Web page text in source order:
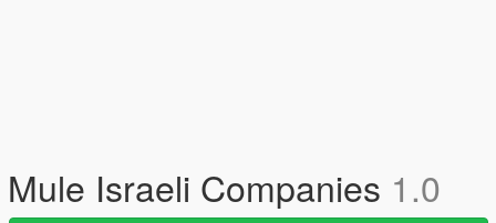
Mule Israeli Companies 1.0